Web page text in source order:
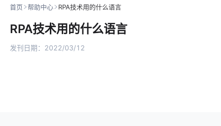
首页 帮助中心 RPA技术用的什么语言
RPA技术用的什么语言
发刊日期： 2022/03/12